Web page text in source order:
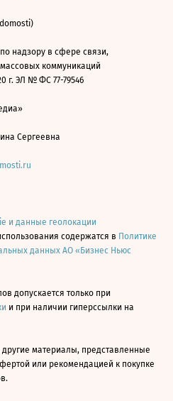
надзору в сфере связи,
коммуникаций
г. ЭЛ № ФС 77-79546
Сергеевна
и данные геолокации
содержатся в Политике
данных АО «Бизнес Ньюс
допускается только при
и при наличии гиперссылки на
материалы, представленные
или рекомендацией к покупке